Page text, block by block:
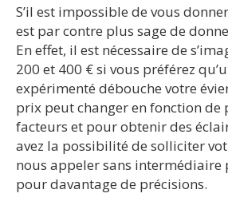
S’il est impossible de vous
est par contre plus sage de
En effet, il est nécessaire de
200 et 400 € si vous préférez
expérimenté débouche votre
prix peut changer en fonction de
facteurs et pour obtenir des
avez la possibilité de solliciter
nous appeler sans intermédiaire
pour davantage de précisions.